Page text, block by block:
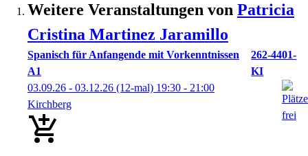
Weitere Veranstaltungen von Patricia
Cristina Martinez Jaramillo
Spanisch für Anfangende mit Vorkenntnissen
A1
262-4401-
KI
03.09.26 - 03.12.26 (12-mal) 19:30 - 21:00
Kirchberg